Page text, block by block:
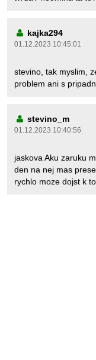
kajka294
01.12.2023 10:45:01
stevino, tak myslim,
problem ani s
stevino_m
01.12.2023 10:40:56
jaskova Aku zaruku
den na nej mas
rychlo moze dojst k